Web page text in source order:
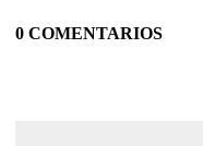
0 COMENTARIOS